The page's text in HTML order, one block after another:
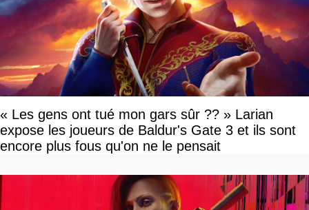
« Les gens ont tué mon gars sûr ?? » Larian
expose les joueurs de Baldur's Gate 3 et ils sont
encore plus fous qu'on ne le pensait